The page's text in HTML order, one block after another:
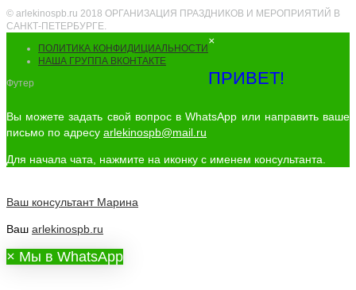
© arlekinospb.ru 2018 ОРГАНИЗАЦИЯ ПРАЗДНИКОВ И МЕРОПРИЯТИЙ В
САНКТ-ПЕТЕРБУРГЕ.
ПОЛИТИКА КОНФИДИЦИАЛЬНОСТИ
НАША ГРУППА ВКОНТАКТЕ
Футер
×
ПРИВЕТ!
Вы можете задать свой вопрос в WhatsApp или направить ваше
письмо по адресу arlekinospb@mail.ru
Для начала чата, нажмите на иконку с именем консультанта.
Ваш консультант Марина
Ваш arlekinospb.ru
× Мы в WhatsApp